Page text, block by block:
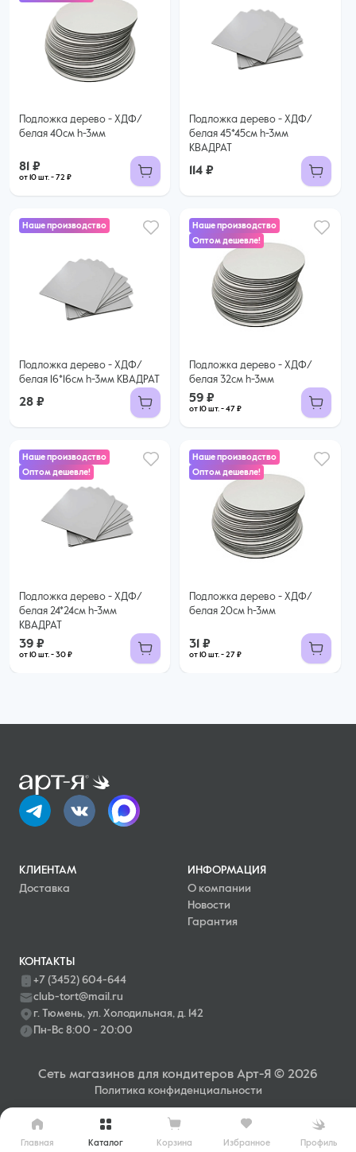
Подложка дерево - ХДФ/
белая 40см h-3мм
81 ₽
от 10 шт. - 72 ₽
81 ₽
72 ₽ за шт. при заказе от 10 шт.
Купить оптом
Подложка дерево - ХДФ/
белая 45*45см h-3мм
КВАДРАТ
114 ₽
Наше производство
Подложка дерево - ХДФ/
белая 16*16см h-3мм КВАДРАТ
28 ₽
Наше производство
Оптом дешевле!
Подложка дерево - ХДФ/
белая 32см h-3мм
59 ₽
от 10 шт. - 47 ₽
47 ₽ за шт. при заказе от 10 шт.
Купить оптом
Наше производство
Оптом дешевле!
Подложка дерево - ХДФ/
белая 24*24см h-3мм
КВАДРАТ
39 ₽
от 10 шт. - 30 ₽
39 ₽
30 ₽ за шт. при заказе от 10 шт.
Купить оптом
Наше производство
Оптом дешевле!
Подложка дерево - ХДФ/
белая 20см h-3мм
31 ₽
от 10 шт. - 27 ₽
27 ₽ за шт. при заказе от 10 шт.
Купить оптом
КЛИЕНТАМ
Доставка
ИНФОРМАЦИЯ
О компании
Новости
Гарантия
КОНТАКТЫ
+7 (3452) 604-644
club-tort@mail.ru
г. Тюмень, ул. Холодильная, д. 142
Пн-Вс 8:00 - 20:00
Сеть магазинов для кондитеров Арт-Я © 2026
Политика конфиденциальности
Главная Каталог Корзина Избранное Профиль